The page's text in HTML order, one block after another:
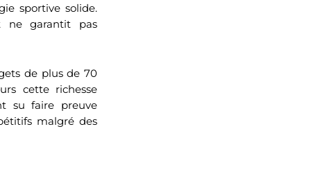
sportive solide.
garantit pas
de plus de 70
cette richesse
su faire preuve
malgré des